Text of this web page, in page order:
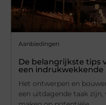
Aanbiedingen
De belangrijkste tips
een indrukwekkende
Het ontwerpen en
een uitdagende taak